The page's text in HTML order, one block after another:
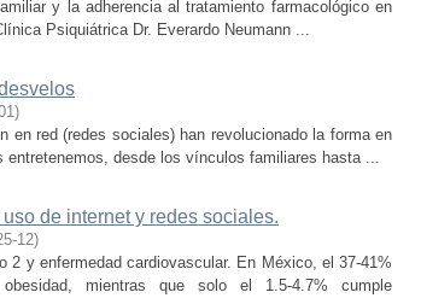
y la adherencia al tratamiento farmacológico en
Psiquiátrica Dr. Everardo Neumann ...
)
red (redes sociales) han revolucionado la forma en
desde los vínculos familiares hasta ...
de internet y redes sociales.
12)
2 y enfermedad cardiovascular. En México, el 37-41%
mientras que solo el 1.5-4.7% cumple